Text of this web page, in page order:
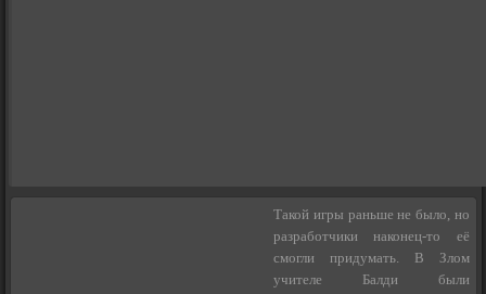
Такой игры раньше не было, но
разработчики наконец-то её
смогли придумать. В Злом
учителе Балди были